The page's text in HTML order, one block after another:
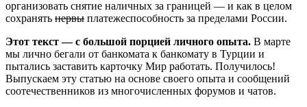
организовать снятие наличных за границей — и как в целом
сохранять нервы платежеспособность за пределами России.
Этот текст — с большой порцией личного опыта. В марте
мы лично бегали от банкомата к банкомату в Турции и
пытались заставить карточку Мир работать. Получилось!
Выпускаем эту статью на основе своего опыта и сообщений
соотечественников из многочисленных форумов и чатов.